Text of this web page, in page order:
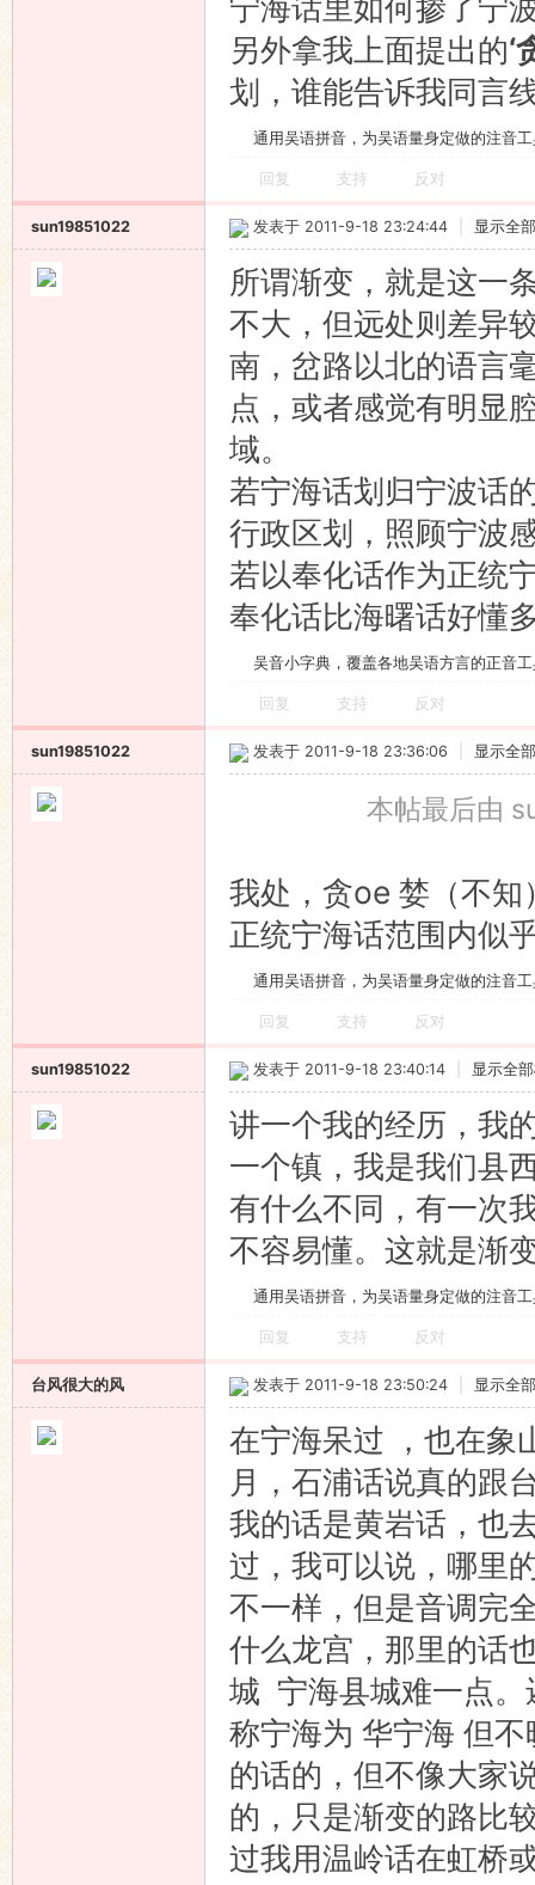
另外拿我上面提出的‘
划，谁能告诉我同言
通用吴语拼音，为吴语量身定做的注音
回复 支持 反对
sun19851022 发表于 2011-9-18 23:24:44 显示全
所谓渐变，就是这一
不大，但远处则差异
南，岔路以北的语言
点，或者感觉有明显
域。
若宁海话划归宁波话
行政区划，照顾宁波
若以奉化话作为正统
奉化话比海曙话好懂
吴音小字典，覆盖各地吴语方言的正音
回复 支持 反对
sun19851022 发表于 2011-9-18 23:36:06 显示全
本帖最后由
我处，贪oe 婪（不
正统宁海话范围内似
通用吴语拼音，为吴语量身定做的注音
回复 支持 反对
sun19851022 发表于 2011-9-18 23:40:14 显示全
讲一个我的经历，我
一个镇，我是我们县
有什么不同，有一次
不容易懂。这就是渐
通用吴语拼音，为吴语量身定做的注音
回复 支持 反对
台风很大的风 发表于 2011-9-18 23:50:24 显示全
在宁海呆过 ，也在象
月，石浦话说真的跟
我的话是黄岩话，也
过，我可以说，哪里
不一样，但是音调完
什么龙宫，那里的话
城 宁海县城难一点。
称宁海为 华宁海 但
的话的，但不像大家
的，只是渐变的路比
过我用温岭话在虹桥